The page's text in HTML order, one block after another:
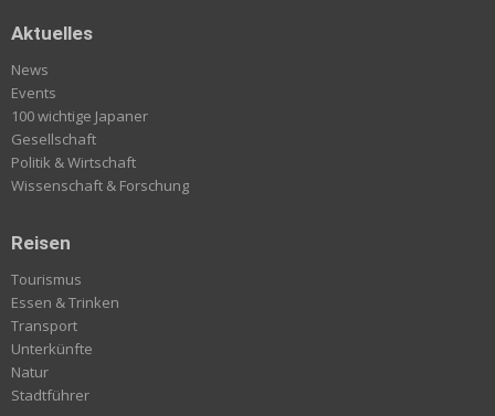
Aktuelles
News
Events
100 wichtige Japaner
Gesellschaft
Politik & Wirtschaft
Wissenschaft & Forschung
Reisen
Tourismus
Essen & Trinken
Transport
Unterkünfte
Natur
Stadtführer